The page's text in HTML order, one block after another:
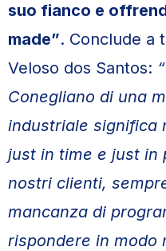
suo fianco e
made”. Conclude a
Veloso dos Santos:
Conegliano di una
industriale significa
just in time e just in
nostri clienti,
mancanza di
rispondere in modo